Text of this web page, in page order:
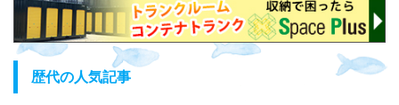
歴代の人気記事